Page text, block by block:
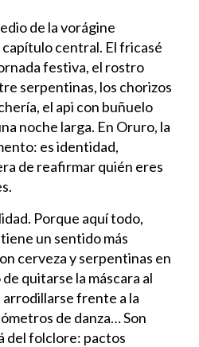
de la vorágine
central. El fricasé
festiva, el rostro
serpentinas, los chorizos
el api con buñuelo
noche larga. En Oruro, la
es identidad,
de reafirmar quién eres
Porque aquí todo,
un sentido más
cerveza y serpentinas en
quitarse la máscara al
frente a la
de danza… Son
del folclore: pactos